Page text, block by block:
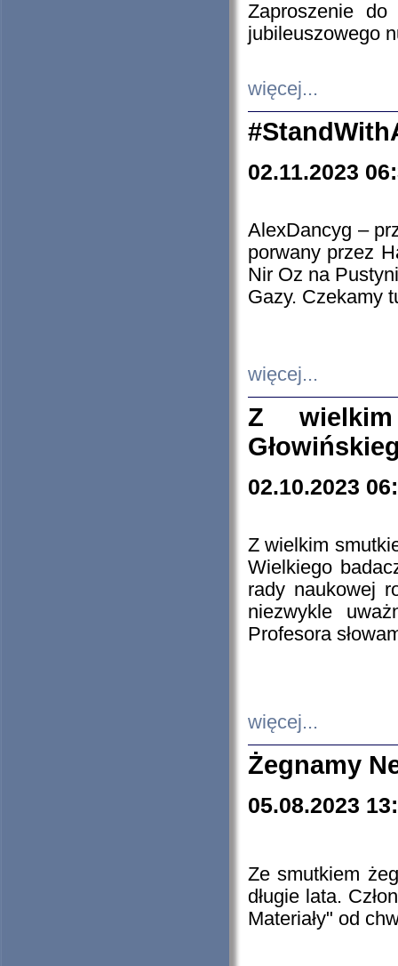
Zaproszenie do
jubileuszowego
więcej...
02.11.2023
AlexDancyg –
porwany przez
Nir Oz na
Gazy. Czekamy
więcej...
Z
02.10.2023
Z wielkim
Wielkiego
rady naukowej
niezwykle
Profesora
więcej...
Żegnamy
05.08.2023
Ze smutkiem
długie lata.
Materiały" od